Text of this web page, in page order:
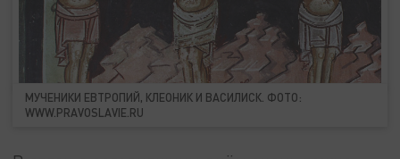
МУЧЕНИКИ ЕВТРОПИЙ, КЛЕОНИК И ВАСИЛИСК. ФОТО:
WWW.PRAVOSLAVIE.RU